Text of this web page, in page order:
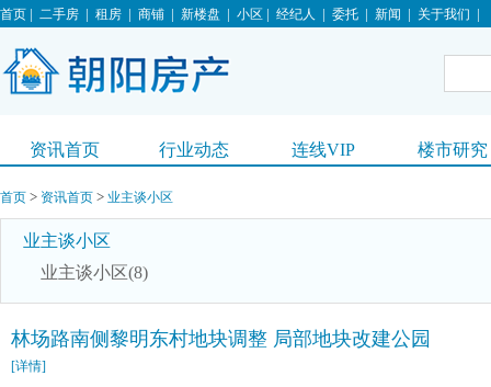
首页 | 二手房 | 租房 | 商铺 | 新楼盘 | 小区 | 经纪人 | 委托 | 新闻 | 关于我们 |
资讯首页 行业动态 连线VIP 楼市研究
首页 > 资讯首页 > 业主谈小区
业主谈小区
业主谈小区(8)
林场路南侧黎明东村地块调整 局部地块改建公园
[详情]